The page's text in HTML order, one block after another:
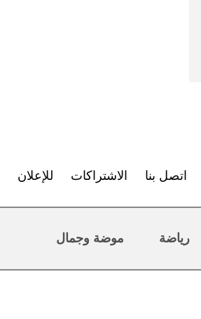
اتصل بنا الاشتراكات للإعلان
رياضة موضة وجمال